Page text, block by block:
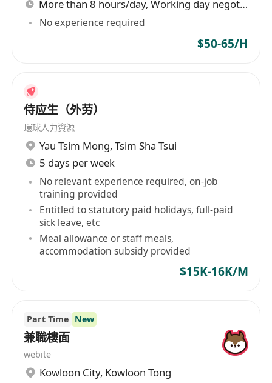
More than 8 hours/day, Working day negotiable
No experience required
$50-65/H
侍应生（外劳）
環球人力資源
Yau Tsim Mong, Tsim Sha Tsui
5 days per week
No relevant experience required, on-job
training provided
Entitled to statutory paid holidays, full-paid
sick leave, etc
Meal allowance or staff meals,
accommodation subsidy provided
$15K-16K/M
Part Time New
兼職樓面
webite
Kowloon City, Kowloon Tong